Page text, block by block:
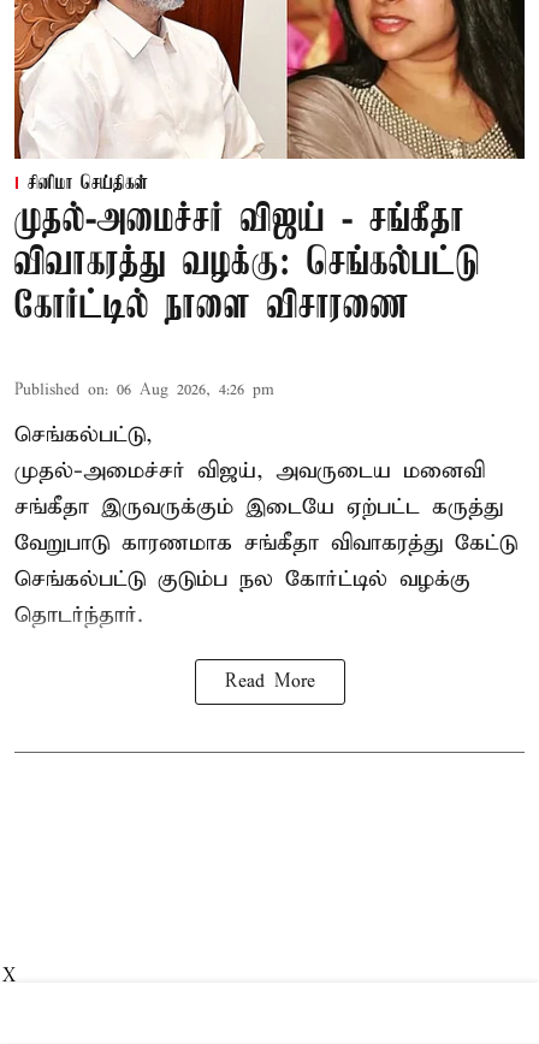
சினிமா செய்திகள்
முதல்-அமைச்சர் விஜய் - சங்கீதா
விவாகரத்து வழக்கு: செங்கல்பட்டு
கோர்ட்டில் நாளை விசாரணை
Published on: 06 Aug 2026, 4:26 pm
செங்கல்பட்டு,
முதல்-அமைச்சர் விஜய், அவருடைய மனைவி
சங்கீதா இருவருக்கும் இடையே ஏற்பட்ட கருத்து
வேறுபாடு காரணமாக சங்கீதா விவாகரத்து கேட்டு
செங்கல்பட்டு குடும்ப நல கோர்ட்டில் வழக்கு
தொடர்ந்தார்.
Read More
X